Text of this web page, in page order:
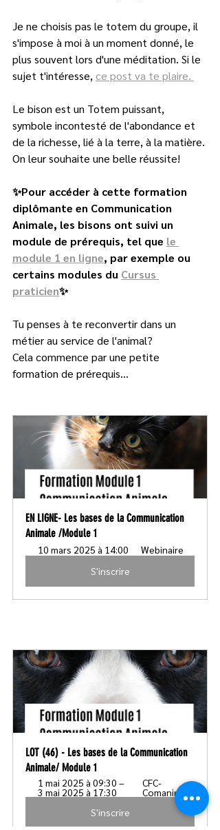
Je ne choisis pas le totem du groupe, il
s'impose à moi à un moment donné, le
plus souvent lors d'une méditation. Si le
sujet t'intéresse, ce post va te plaire.
Le bison est un Totem puissant,
symbole incontesté de l'abondance et
de la richesse, lié à la terre, à la matière.
On leur souhaite une belle réussite!
✨Pour accéder à cette formation
diplômante en Communication
Animale, les bisons ont suivi un
module de prérequis, tel que le
module 1 en ligne, par exemple ou
certains modules du Cursus
praticien✨
Tu penses à te reconvertir dans un
métier au service de l'animal?
Cela commence par une petite
formation de prérequis...
EN LIGNE- Les bases de la Communication
Animale /Module 1
10 mars 2025 à 14:00
Webinaire
S'inscrire
LOT (46) - Les bases de la Communication
Animale/ Module 1
1 mai 2025 à 09:30 –
3 mai 2025 à 17:30
CFC-
Comanimale
S'inscrire